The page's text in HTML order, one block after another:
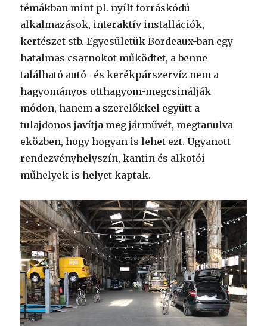
témákban mint pl. nyílt forráskódú
alkalmazások, interaktív installációk,
kertészet stb. Egyesületük Bordeaux-ban egy
hatalmas csarnokot működtet, a benne
található autó- és kerékpárszervíz nem a
hagyományos otthagyom-megcsinálják
módon, hanem a szerelőkkel együtt a
tulajdonos javítja meg járművét, megtanulva
eközben, hogy hogyan is lehet ezt. Ugyanott
rendezvényhelyszín, kantin és alkotói
műhelyek is helyet kaptak.